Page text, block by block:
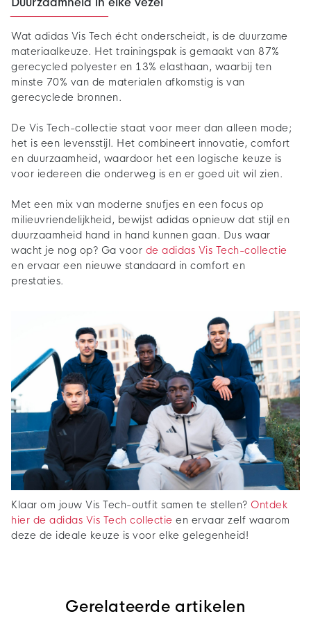
Wat adidas Vis Tech écht onderscheidt, is de duurzame
materiaalkeuze. Het trainingspak is gemaakt van 87%
gerecycled polyester en 13% elasthaan, waarbij ten
minste 70% van de materialen afkomstig is van
gerecyclede bronnen.
De Vis Tech-collectie staat voor meer dan alleen mode;
het is een levensstijl. Het combineert innovatie, comfort
en duurzaamheid, waardoor het een logische keuze is
voor iedereen die onderweg is en er goed uit wil zien.
Met een mix van moderne snufjes en een focus op
milieuvriendelijkheid, bewijst adidas opnieuw dat stijl en
duurzaamheid hand in hand kunnen gaan. Dus waar
wacht je nog op? Ga voor de adidas Vis Tech-collectie
en ervaar een nieuwe standaard in comfort en
prestaties.
Klaar om jouw Vis Tech-outfit samen te stellen? Ontdek
hier de adidas Vis Tech collectie en ervaar zelf waarom
deze de ideale keuze is voor elke gelegenheid!
Gerelateerde artikelen